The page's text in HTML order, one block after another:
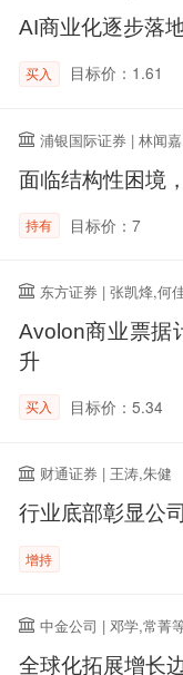
AI商业化逐步落
买入 目标价：1.61
浦银国际证券 | 林闻
面临结构性困境
持有 目标价：7
东方证券 | 张凯烽,何
Avolon商业票据
升
买入 目标价：5.34
财通证券 | 王涛,朱健
行业底部彰显公
增持
中金公司 | 邓学,常菁
全球化拓展增长